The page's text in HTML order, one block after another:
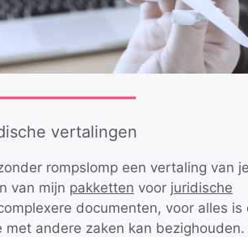
vertalingen
rompslomp een vertaling van je
van mijn pakketten voor juridische
documenten, voor alles is
andere zaken kan